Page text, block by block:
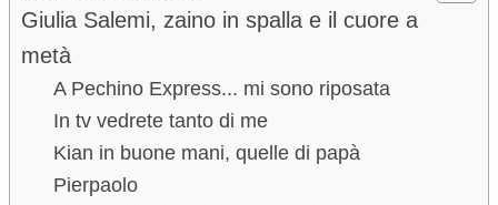
Giulia Salemi, zaino in spalla e il cuore a
metà
A Pechino Express... mi sono riposata
In tv vedrete tanto di me
Kian in buone mani, quelle di papà
Pierpaolo